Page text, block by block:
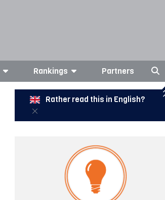
Rankings Partners
Rather read this in English?